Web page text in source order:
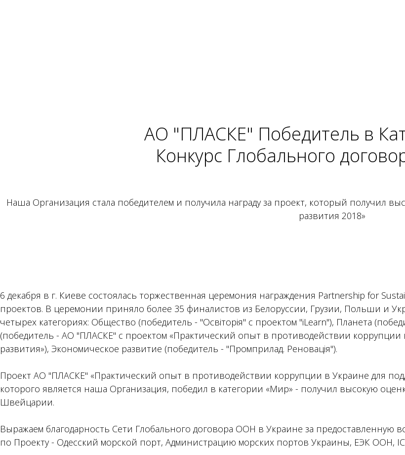
АО "ПЛАСКЕ" Победитель в
Конкурс Глобального
Наша Организация стала победителем и получила награду за проект, который получил
развития 2018»
6 декабря в г. Киеве состоялась торжественная церемония награждения Partnership for
проектов. В церемонии приняло более 35 финалистов из Белоруссии, Грузии, Польши и
четырех категориях: Общество (победитель - "Освіторія" с проектом "iLearn"), Планета
(победитель - АО "ПЛАСКЕ" с проектом «Практический опыт в противодействии
развития»), Экономическое развитие (победитель - "Промприлад. Реновація").
Проект АО "ПЛАСКЕ" «Практический опыт в противодействии коррупции в Украине для
которого является наша Организация, победил в категории «Мир» - получил высокую
Швейцарии.
Выражаем благодарность Сети Глобального договора ООН в Украине за предоставленную
по Проекту - Одесский морской порт, Администрацию морских портов Украины, ЕЭК ООН,